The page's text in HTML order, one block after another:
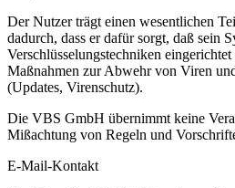
Der Nutzer trägt einen wesentlichen
dadurch, dass er dafür sorgt, daß sein
Verschlüsselungstechniken
Maßnahmen zur Abwehr von Viren
(Updates, Virenschutz).
Die VBS GmbH übernimmt keine
Mißachtung von Regeln und
E-Mail-Kontakt